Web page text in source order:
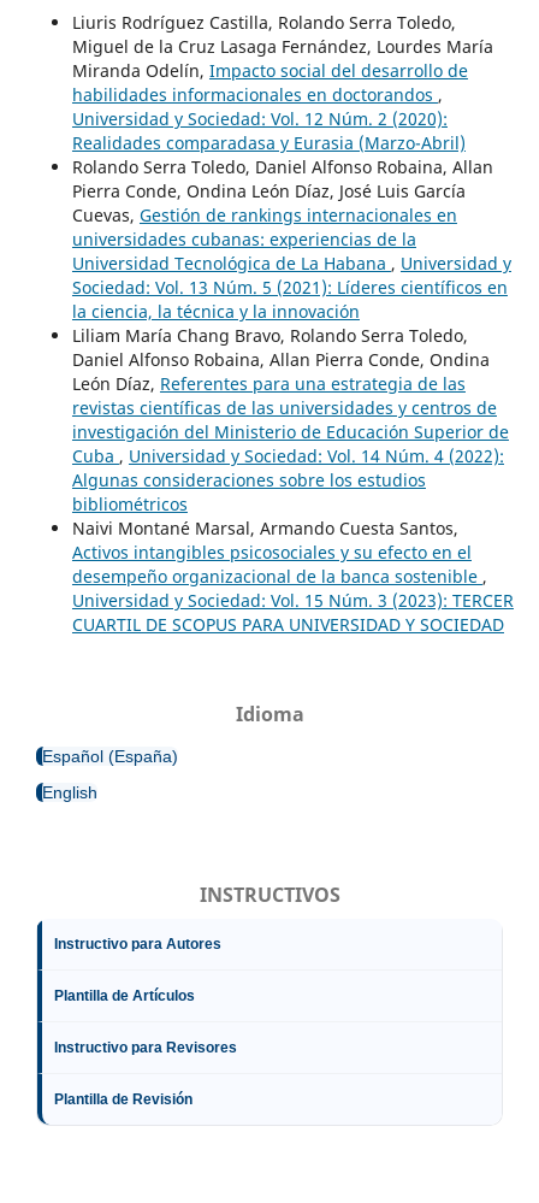
Liuris Rodríguez Castilla, Rolando Serra Toledo,
Miguel de la Cruz Lasaga Fernández, Lourdes María
Miranda Odelín, Impacto social del desarrollo de
habilidades informacionales en doctorandos ,
Universidad y Sociedad: Vol. 12 Núm. 2 (2020):
Realidades comparadasa y Eurasia (Marzo-Abril)
Rolando Serra Toledo, Daniel Alfonso Robaina, Allan
Pierra Conde, Ondina León Díaz, José Luis García
Cuevas, Gestión de rankings internacionales en
universidades cubanas: experiencias de la
Universidad Tecnológica de La Habana , Universidad y
Sociedad: Vol. 13 Núm. 5 (2021): Líderes científicos en
la ciencia, la técnica y la innovación
Liliam María Chang Bravo, Rolando Serra Toledo,
Daniel Alfonso Robaina, Allan Pierra Conde, Ondina
León Díaz, Referentes para una estrategia de las
revistas científicas de las universidades y centros de
investigación del Ministerio de Educación Superior de
Cuba , Universidad y Sociedad: Vol. 14 Núm. 4 (2022):
Algunas consideraciones sobre los estudios
bibliométricos
Naivi Montané Marsal, Armando Cuesta Santos,
Activos intangibles psicosociales y su efecto en el
desempeño organizacional de la banca sostenible ,
Universidad y Sociedad: Vol. 15 Núm. 3 (2023): TERCER
CUARTIL DE SCOPUS PARA UNIVERSIDAD Y SOCIEDAD
Idioma
Español (España)
English
INSTRUCTIVOS
Instructivo para Autores
Plantilla de Artículos
Instructivo para Revisores
Plantilla de Revisión